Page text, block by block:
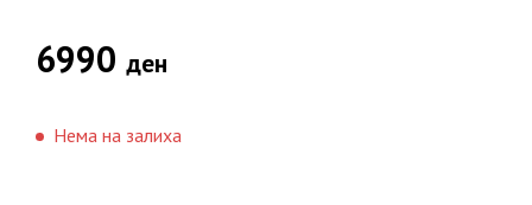
6990 ден
Нема на залиха